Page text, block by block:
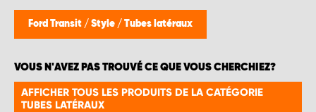
Ford Transit / Style / Tubes latéraux
VOUS N'AVEZ PAS TROUVÉ CE QUE VOUS CHERCHIEZ?
AFFICHER TOUS LES PRODUITS DE LA CATÉGORIE
TUBES LATÉRAUX
WORK SYSTEM NAMUR